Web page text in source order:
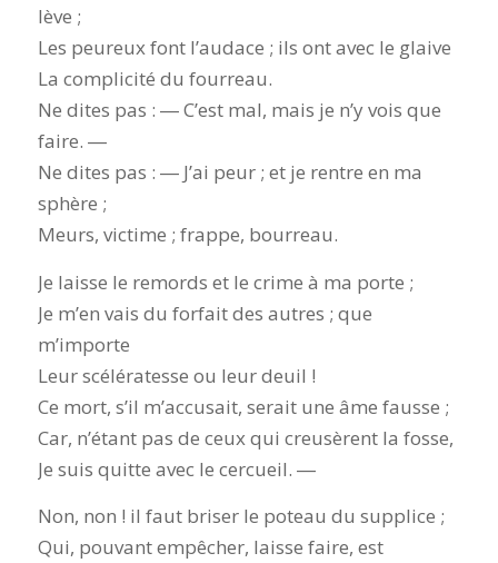
lève ;
Les peureux font l’audace ; ils ont avec le glaive
La complicité du fourreau.
Ne dites pas : ― C’est mal, mais je n’y vois que
faire. ―
Ne dites pas : ― J’ai peur ; et je rentre en ma
sphère ;
Meurs, victime ; frappe, bourreau.
Je laisse le remords et le crime à ma porte ;
Je m’en vais du forfait des autres ; que
m’importe
Leur scélératesse ou leur deuil !
Ce mort, s’il m’accusait, serait une âme fausse ;
Car, n’étant pas de ceux qui creusèrent la fosse,
Je suis quitte avec le cercueil. ―
Non, non ! il faut briser le poteau du supplice ;
Qui, pouvant empêcher, laisse faire, est